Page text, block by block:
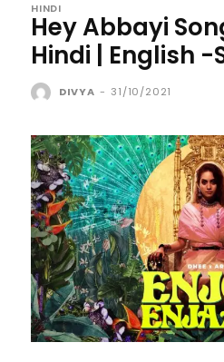
HINDI
Hey Abbayi
Hindi | English
DIVYA - 31/10/2021